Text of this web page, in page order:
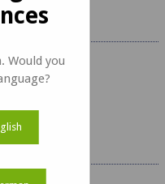
Would you